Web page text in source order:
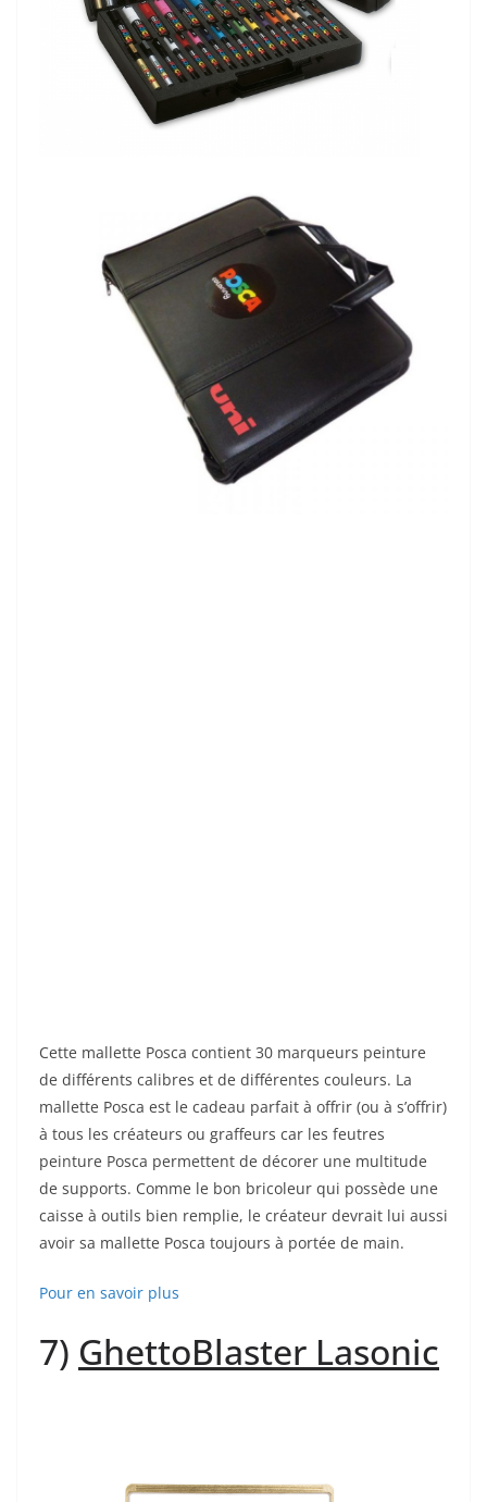
Cette mallette Posca contient 30 marqueurs peinture
de différents calibres et de différentes couleurs. La
mallette Posca est le cadeau parfait à offrir (ou à s’offrir)
à tous les créateurs ou graffeurs car les feutres
peinture Posca permettent de décorer une multitude
de supports. Comme le bon bricoleur qui possède une
caisse à outils bien remplie, le créateur devrait lui aussi
avoir sa mallette Posca toujours à portée de main.
Pour en savoir plus
7) GhettoBlaster Lasonic